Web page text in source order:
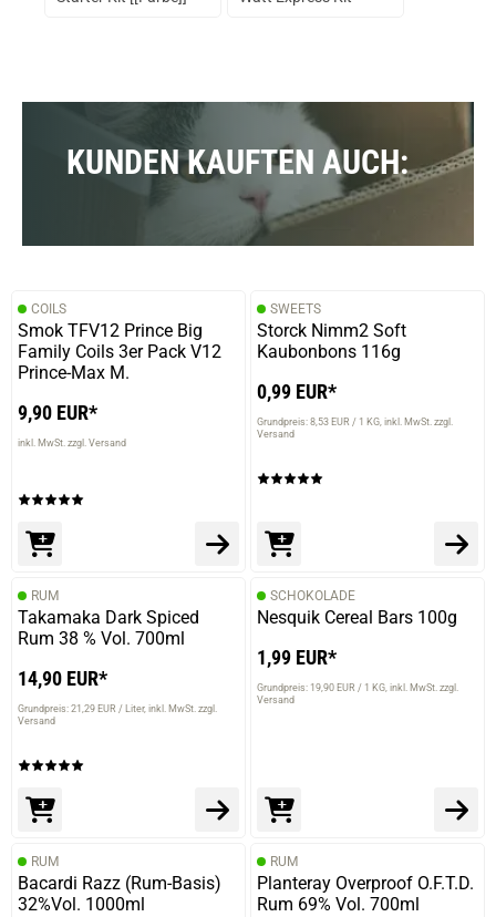
ARTJOM A.
01.12.2025 — viaTrustedshops.de
KUNDEN KAUFTEN AUCH:
COILS
Smok TFV12 Prince Big
Family Coils 3er Pack V12
Prince-Max M.
9,90 EUR*
inkl. MwSt. zzgl. Versand
SWEETS
Storck Nimm2 Soft
Kaubonbons 116g
0,99 EUR*
Grundpreis: 8,53 EUR / 1 KG inkl. MwSt. zzgl.
Versand
RUM
Takamaka Dark Spiced
Rum 38 % Vol. 700ml
14,90 EUR*
Grundpreis: 21,29 EUR / Liter inkl. MwSt. zzgl.
Versand
SCHOKOLADE
Nesquik Cereal Bars 100g
1,99 EUR*
Grundpreis: 19,90 EUR / 1 KG inkl. MwSt. zzgl.
Versand
RUM
Bacardi Razz (Rum-Basis)
32%Vol. 1000ml
RUM
Planteray Overproof O.F.T.D.
Rum 69% Vol. 700ml